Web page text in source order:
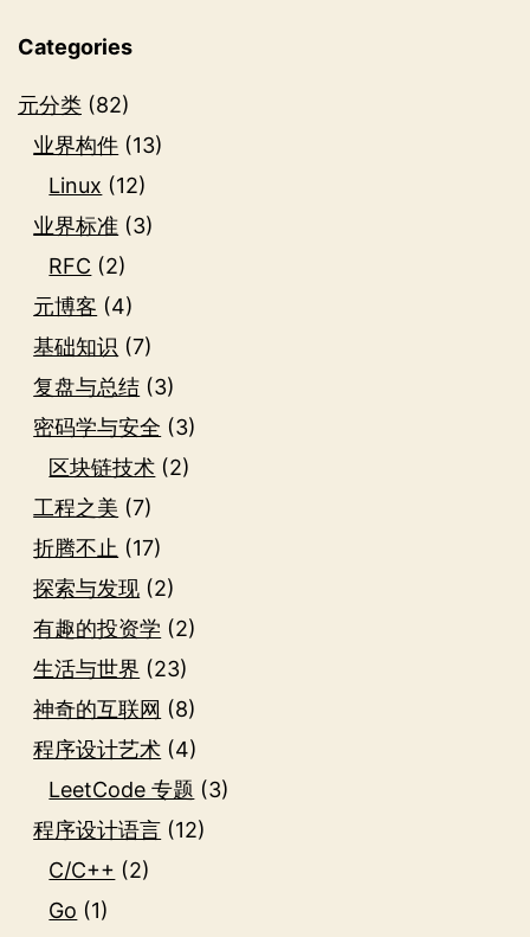
Categories
元分类 (82)
业界构件 (13)
Linux (12)
业界标准 (3)
RFC (2)
元博客 (4)
基础知识 (7)
复盘与总结 (3)
密码学与安全 (3)
区块链技术 (2)
工程之美 (7)
折腾不止 (17)
探索与发现 (2)
有趣的投资学 (2)
生活与世界 (23)
神奇的互联网 (8)
程序设计艺术 (4)
LeetCode 专题 (3)
程序设计语言 (12)
C/C++ (2)
Go (1)